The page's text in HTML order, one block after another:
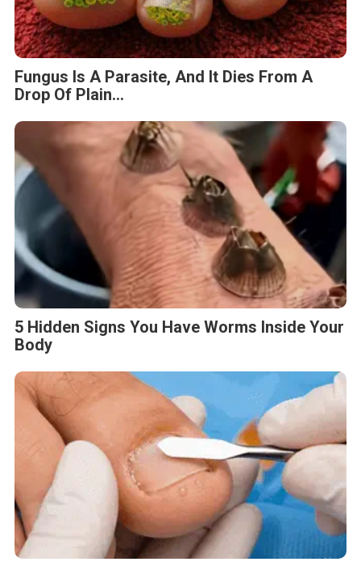
Fungus Is A Parasite, And It Dies From A
Drop Of Plain...
5 Hidden Signs You Have Worms Inside Your
Body